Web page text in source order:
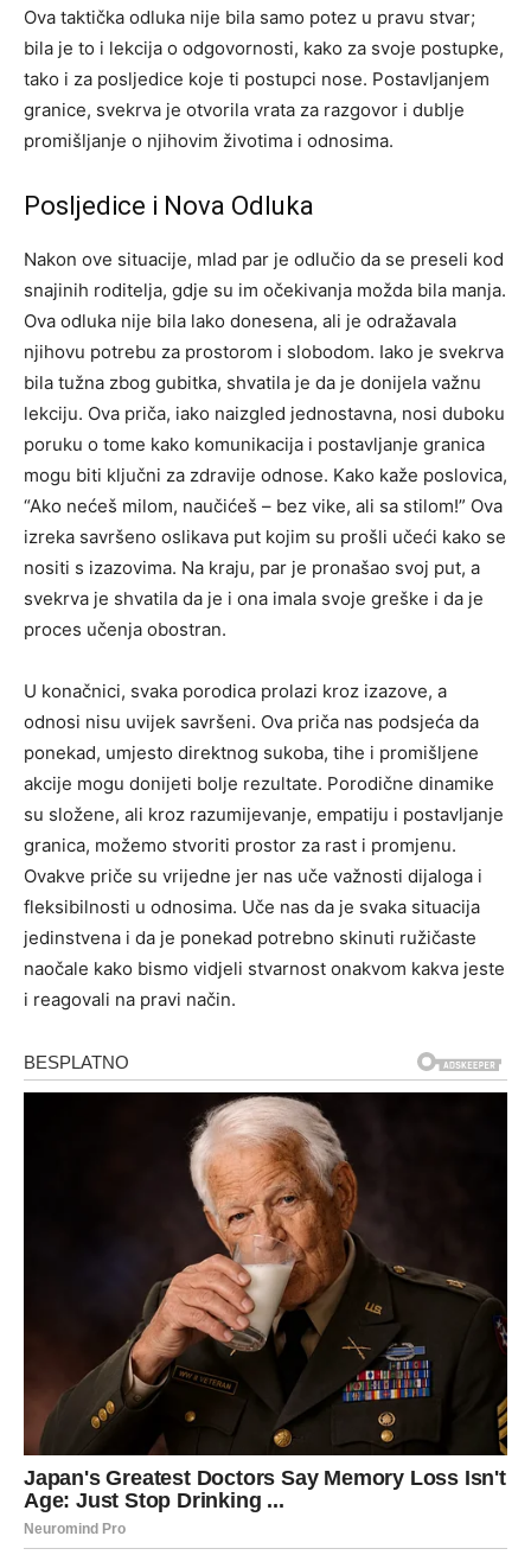
Ova taktička odluka nije bila samo potez u pravu stvar;
bila je to i lekcija o odgovornosti, kako za svoje postupke,
tako i za posljedice koje ti postupci nose. Postavljanjem
granice, svekrva je otvorila vrata za razgovor i dublje
promišljanje o njihovim životima i odnosima.
Posljedice i Nova Odluka
Nakon ove situacije, mlad par je odlučio da se preseli kod
snajinih roditelja, gdje su im očekivanja možda bila manja.
Ova odluka nije bila lako donesena, ali je odražavala
njihovu potrebu za prostorom i slobodom. Iako je svekrva
bila tužna zbog gubitka, shvatila je da je donijela važnu
lekciju. Ova priča, iako naizgled jednostavna, nosi duboku
poruku o tome kako komunikacija i postavljanje granica
mogu biti ključni za zdravije odnose. Kako kaže poslovica,
“Ako nećeš milom, naučićeš – bez vike, ali sa stilom!” Ova
izreka savršeno oslikava put kojim su prošli učeći kako se
nositi s izazovima. Na kraju, par je pronašao svoj put, a
svekrva je shvatila da je i ona imala svoje greške i da je
proces učenja obostran.
U konačnici, svaka porodica prolazi kroz izazove, a
odnosi nisu uvijek savršeni. Ova priča nas podsjeća da
ponekad, umjesto direktnog sukoba, tihe i promišljene
akcije mogu donijeti bolje rezultate. Porodične dinamike
su složene, ali kroz razumijevanje, empatiju i postavljanje
granica, možemo stvoriti prostor za rast i promjenu.
Ovakve priče su vrijedne jer nas uče važnosti dijaloga i
fleksibilnosti u odnosima. Uče nas da je svaka situacija
jedinstvena i da je ponekad potrebno skinuti ružičaste
naočale kako bismo vidjeli stvarnost onakvom kakva jeste
i reagovali na pravi način.